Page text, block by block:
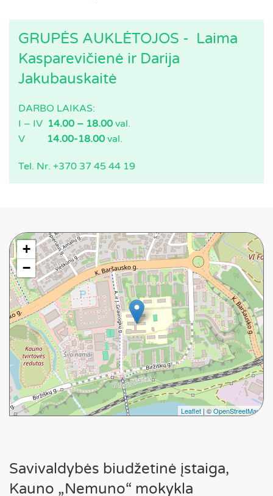
GRUPĖS AUKLĖTOJOS - Laima
Kasparevičienė ir Darija
Jakubauskaitė
DARBO LAIKAS:
I – IV 14.00 – 18.00 val.
V 14.00-18.00 val.
Tel. Nr. +370 37 45 44 19
+
−
Leaflet | ©OpenStreetMap
Savivaldybės biudžetinė įstaiga,
Kauno „Nemuno“ mokykla